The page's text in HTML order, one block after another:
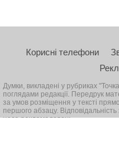
Корисні телефони
Думки, викладені у рубриках
поглядами редакції. Передрук
за умов розміщення у тексті
першого абзацу.
несе рекламодавець